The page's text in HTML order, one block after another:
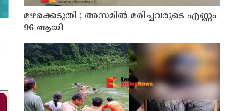
മഴക്കെടുതി ; അസമില്‍ മരിച്ചവരുടെ എണ്ണം
96 ആയി